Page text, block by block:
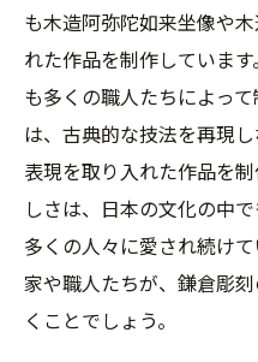
も木造阿弥陀如来坐像や
れた作品を制作していま
も多くの職人たちによっ
は、古典的な技法を再現
表現を取り入れた作品を
しさは、日本の文化の中
多くの人々に愛され続け
家や職人たちが、鎌倉彫
くことでしょう。